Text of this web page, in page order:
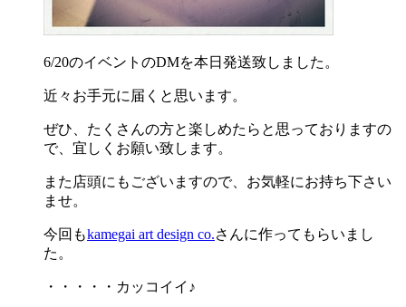
6/20のイベントのDMを本日発送致しました。
近々お手元に届くと思います。
ぜひ、たくさんの方と楽しめたらと思っておりますの
で、宜しくお願い致します。
また店頭にもございますので、お気軽にお持ち下さい
ませ。
今回もkamegai art design co.さんに作ってもらいまし
た。
・・・・・カッコイイ♪